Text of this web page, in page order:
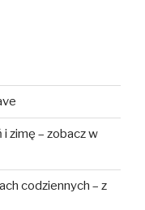
zimę – zobacz w
codziennych – z